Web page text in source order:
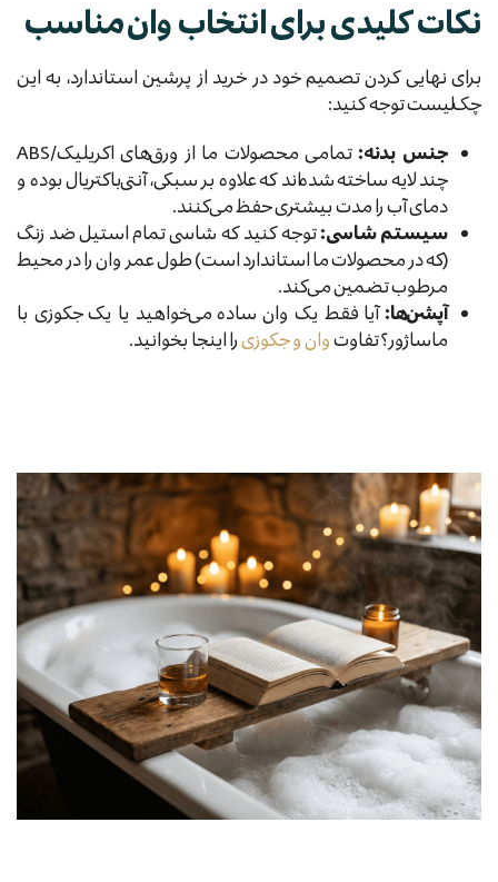
نکات کلیدی برای انتخاب وان مناسب
برای نهایی کردن تصمیم خود در خرید از پرشین استاندارد، به این
چک‌لیست توجه کنید:
جنس بدنه:
تمامی محصولات ما از ورق‌های اکریلیک/ABS
چند لایه ساخته شده‌اند که علاوه بر سبکی، آنتی‌باکتریال بوده و
دمای آب را مدت بیشتری حفظ می‌کنند.
سیستم شاسی:توجه کنید که شاسی تمام استیل ضد زنگ
(که در محصولات ما استاندارد است) طول عمر وان را در محیط
مرطوب تضمین می‌کند.
آپشن‌ها:آیا فقط یک وان ساده می‌خواهید یا یک جکوزی با
ماساژور؟ تفاوتوان و جکوزیرا اینجا بخوانید.